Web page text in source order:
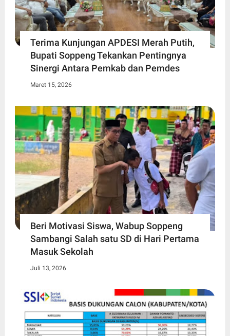
Terima Kunjungan APDESI Merah Putih,
Bupati Soppeng Tekankan Pentingnya
Sinergi Antara Pemkab dan Pemdes
Maret 15, 2026
Beri Motivasi Siswa, Wabup Soppeng
Sambangi Salah satu SD di Hari Pertama
Masuk Sekolah
Juli 13, 2026